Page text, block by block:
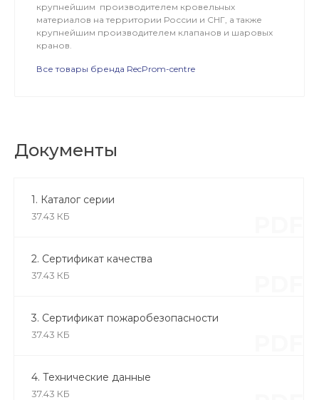
крупнейшим производителем кровельных
материалов на территории России и СНГ, а также
крупнейшим производителем клапанов и шаровых
кранов.
Все товары бренда RecProm-centre
Документы
1. Каталог серии
37.43 КБ
2. Сертификат качества
37.43 КБ
3. Сертификат пожаробезопасности
37.43 КБ
4. Технические данные
37.43 КБ